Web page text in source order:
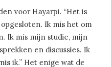
voor Hayarpi. “Het is
Ik mis het om
Ik mis mijn studie, mijn
en discussies. Ik
ik.” Het enige wat de